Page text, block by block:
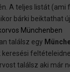
A teljes listát (ami
bárki beiktathat
Münchenben
találsz egy
keresési
találsz aki már